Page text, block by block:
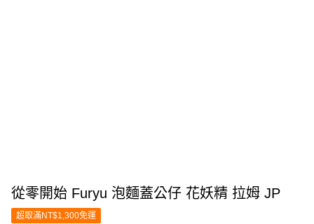
從零開始 Furyu 泡麵蓋公仔 花妖精 拉姆 JP
超取滿NT$1,300免運